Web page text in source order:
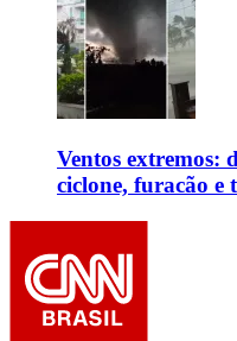
Ventos extremos:
ciclone, furacão e